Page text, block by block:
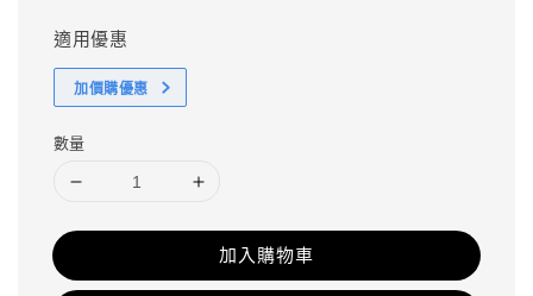
適用優惠
加價購優惠
數量
加入購物車